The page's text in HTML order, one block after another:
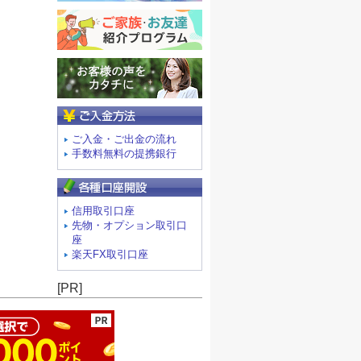
ご入金・ご出金の流れ
手数料無料の提携銀行
信用取引口座
先物・オプション取引口
座
楽天FX取引口座
[PR]